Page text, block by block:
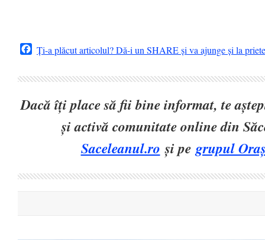
Facebook
Ți-a plăcut articolul? Dă-i un SHARE și va ajunge și la
Dacă îți place să fii bine informat, te
și activă comunitate online din
Saceleanul.ro și pegrupul